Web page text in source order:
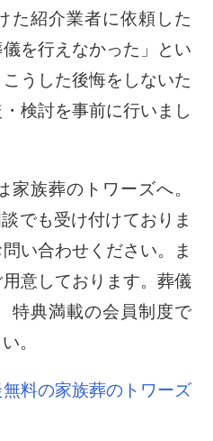
た紹介業者に依頼した
を行えなかった」とい
うした後悔をしないた
検討を事前に行いまし
族葬のトワーズへ。
でも受け付けておりま
い合わせください。ま
意しております。葬儀
特典満載の会員制度で
。
料の家族葬のトワーズ